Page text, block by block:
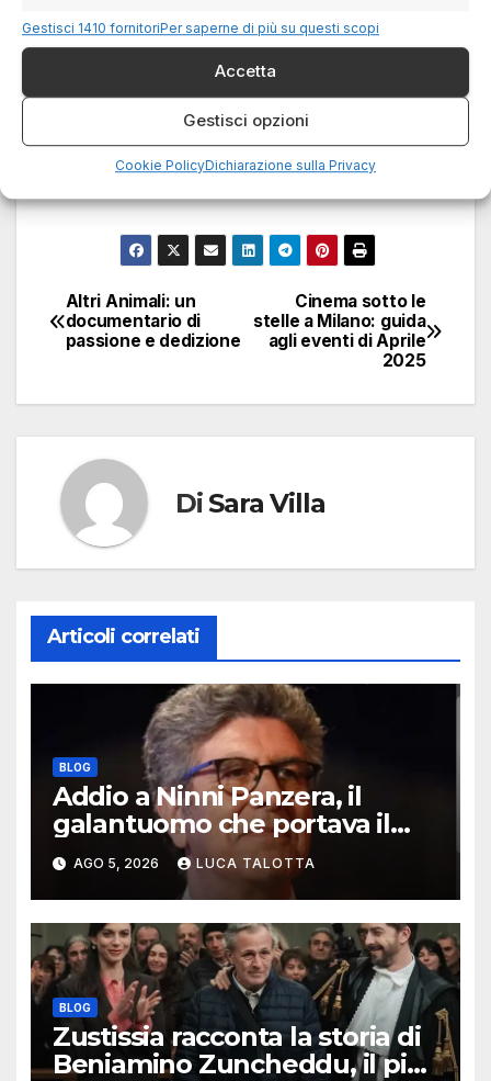
Gestisci 1410 fornitoriPer saperne di più su questi scopi
Accetta
Gestisci opzioni
Cookie PolicyDichiarazione sulla Privacy
come sempre, è pronta ad accogliere tutti gli
appassionati con eventi speciali, proiezioni e
incontri che celebrano il piccolo schermo. Non
perdere le novità e i ritorni più attesi di aprile, e
preparati a un mese di intrattenimento di
Navigazione
articoli
Cinema sotto le
stelle a Milano: guida
agli eventi di Aprile
2025
Altri Animali: un
documentario di
passione e dedizione
Di Sara Villa
Articoli correlati
BLOG
Addio a Ninni Panzera, il
galantuomo che portava il
cinema dove non c’era
AGO 5, 2026 LUCA TALOTTA
BLOG
Zustissia racconta la storia di
Beniamino Zuncheddu, il più